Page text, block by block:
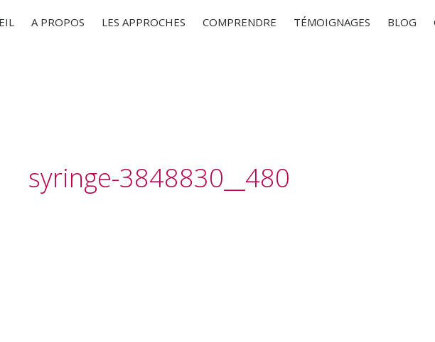
A PROPOS LES APPROCHES COMPRENDRE TÉMOIGNAGES BLOG
syringe-3848830__480